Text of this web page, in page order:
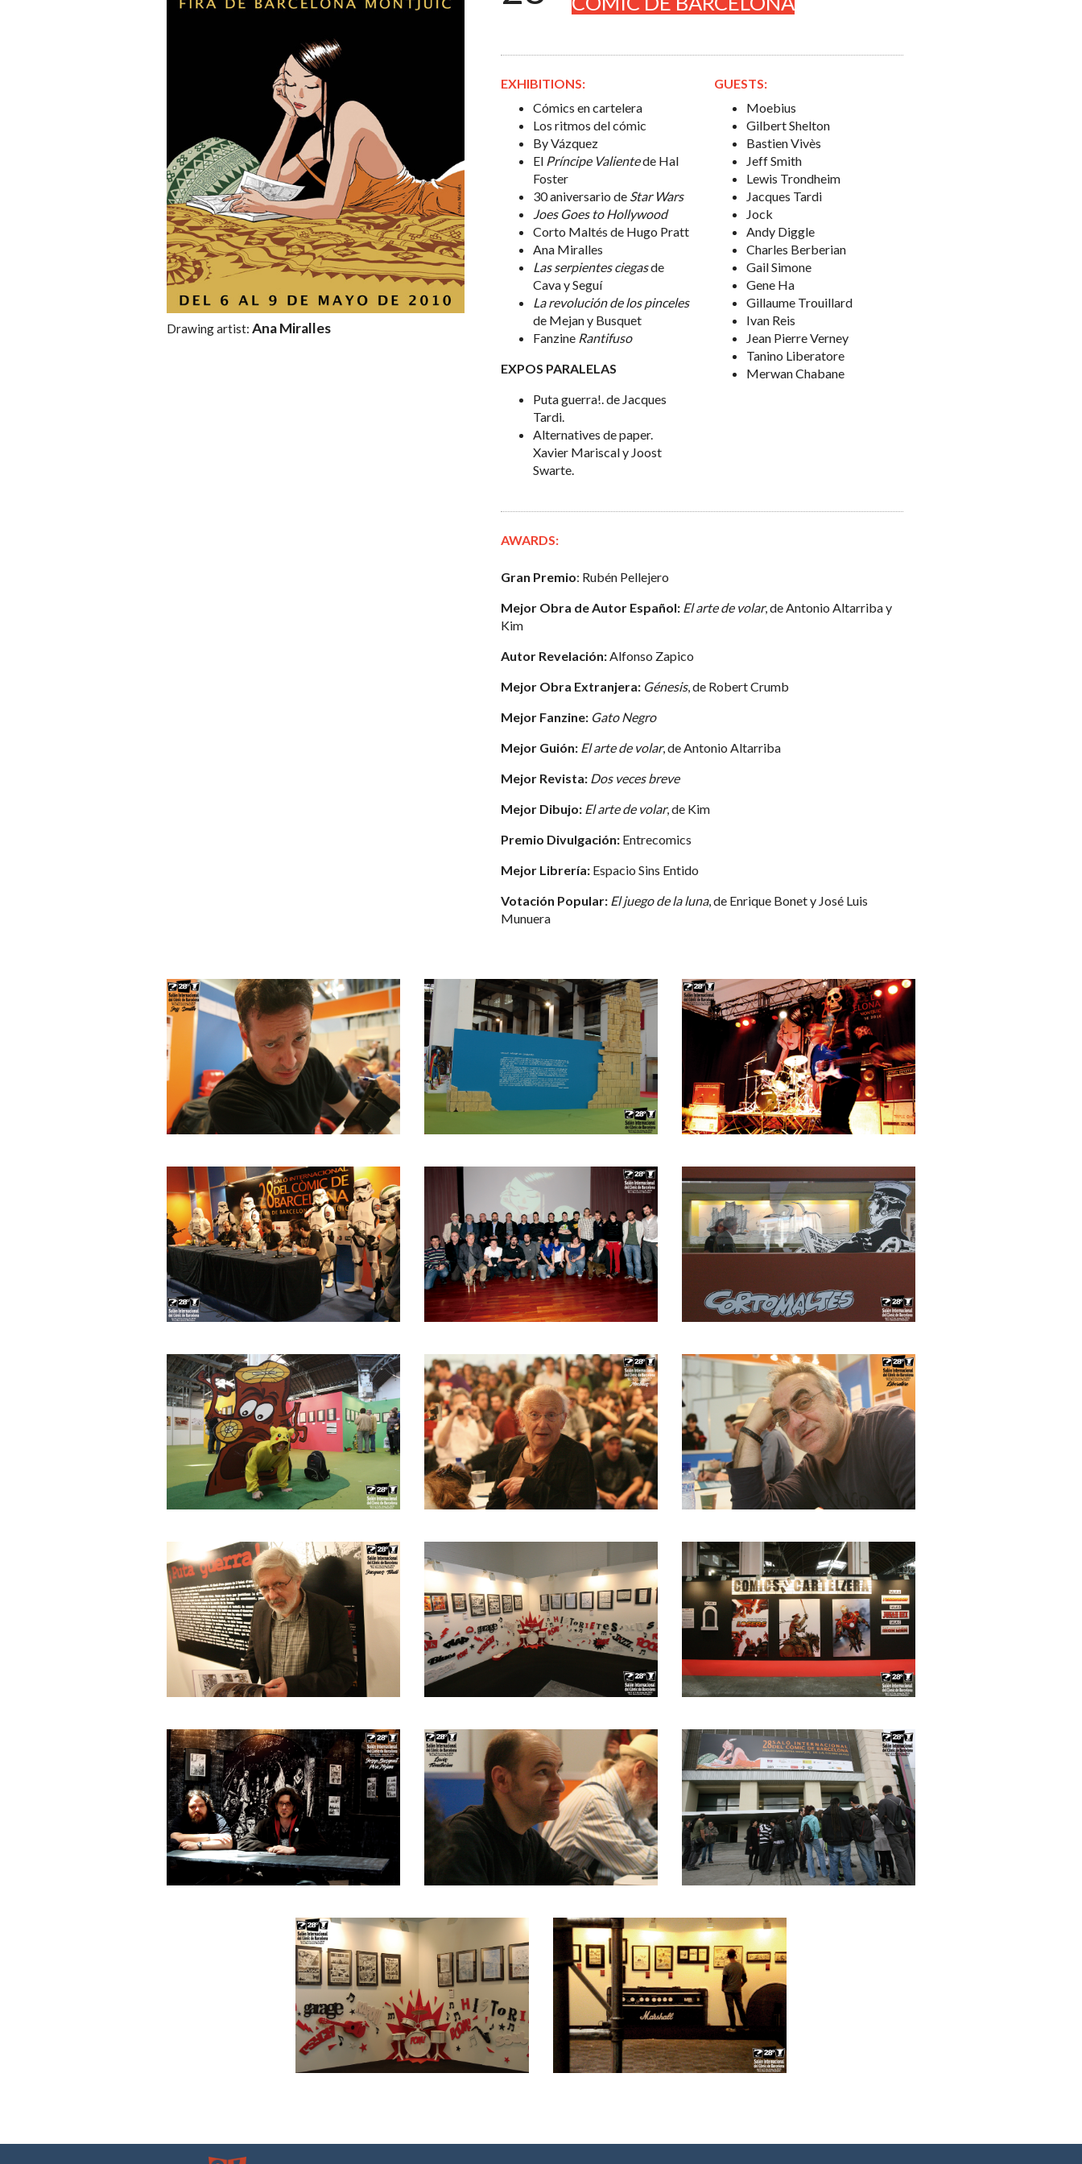
Drawing artist: Ana Miralles
EXHIBITIONS:
Cómics en cartelera
Los ritmos del cómic
By Vázquez
El Príncipe Valientede Hal
Foster
30 aniversario de Star Wars
Joes Goes to Hollywood
Corto Maltés de Hugo Pratt
Ana Miralles
Las serpientes ciegasde
Cava y Seguí
La revolución de los pinceles
de Mejan y Busquet
Fanzine Rantifuso
EXPOS PARALELAS
Puta guerra!. de Jacques
Tardi.
Alternatives de paper.
Xavier Mariscal y Joost
Swarte.
GUESTS:
Moebius
Gilbert Shelton
Bastien Vivès
Jeff Smith
Lewis Trondheim
Jacques Tardi
Jock
Andy Diggle
Charles Berberian
Gail Simone
Gene Ha
Gillaume Trouillard
Ivan Reis
Jean Pierre Verney
Tanino Liberatore
Merwan Chabane
AWARDS:
Gran Premio: Rubén Pellejero
Mejor Obra de Autor Español: El arte de volar, de Antonio Altarriba y
Kim
Autor Revelación: Alfonso Zapico
Mejor Obra Extranjera: Génesis, de Robert Crumb
Mejor Fanzine: Gato Negro
Mejor Guión: El arte de volar, de Antonio Altarriba
Mejor Revista: Dos veces breve
Mejor Dibujo: El arte de volar, de Kim
Premio Divulgación: Entrecomics
Mejor Librería: Espacio Sins Entido
Votación Popular: El juego de la luna, de Enrique Bonet y José Luis
Munuera